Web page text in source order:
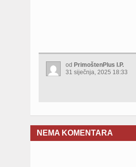
od PrimoštenPlus I.P.
31 siječnja, 2025 18:33
NEMA KOMENTARA